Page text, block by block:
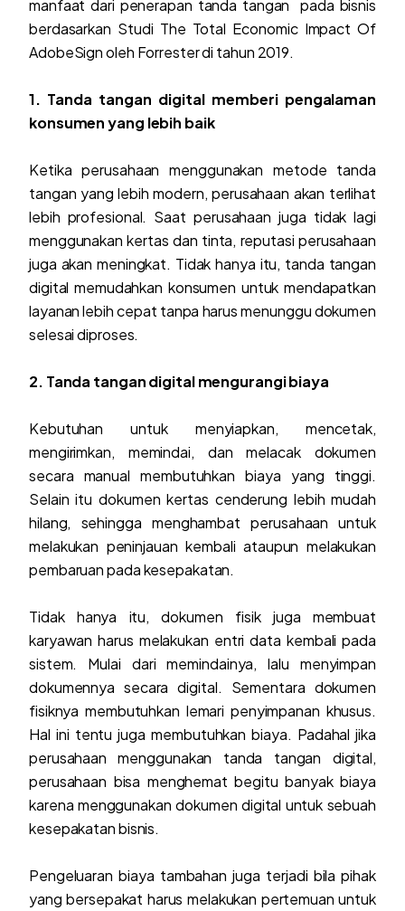
manfaat dari penerapan tanda tangan pada bisnis
berdasarkan Studi The Total Economic Impact Of
AdobeSign oleh Forrester di tahun 2019.
1. Tanda tangan digital memberi pengalaman
konsumen yang lebih baik
Ketika perusahaan menggunakan metode tanda
tangan yang lebih modern, perusahaan akan terlihat
lebih profesional. Saat perusahaan juga tidak lagi
menggunakan kertas dan tinta, reputasi perusahaan
juga akan meningkat. Tidak hanya itu, tanda tangan
digital memudahkan konsumen untuk mendapatkan
layanan lebih cepat tanpa harus menunggu dokumen
selesai diproses.
2. Tanda tangan digital mengurangi biaya
Kebutuhan untuk menyiapkan, mencetak,
mengirimkan, memindai, dan melacak dokumen
secara manual membutuhkan biaya yang tinggi.
Selain itu dokumen kertas cenderung lebih mudah
hilang, sehingga menghambat perusahaan untuk
melakukan peninjauan kembali ataupun melakukan
pembaruan pada kesepakatan.
Tidak hanya itu, dokumen fisik juga membuat
karyawan harus melakukan entri data kembali pada
sistem. Mulai dari memindainya, lalu menyimpan
dokumennya secara digital. Sementara dokumen
fisiknya membutuhkan lemari penyimpanan khusus.
Hal ini tentu juga membutuhkan biaya. Padahal jika
perusahaan menggunakan tanda tangan digital,
perusahaan bisa menghemat begitu banyak biaya
karena menggunakan dokumen digital untuk sebuah
kesepakatan bisnis.
Pengeluaran biaya tambahan juga terjadi bila pihak
yang bersepakat harus melakukan pertemuan untuk